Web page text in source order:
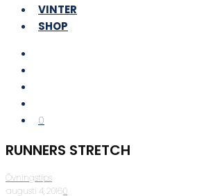
VINTER
SHOP
0
RUNNERS STRETCH
Övningstips
·augusti 4, 2016·0